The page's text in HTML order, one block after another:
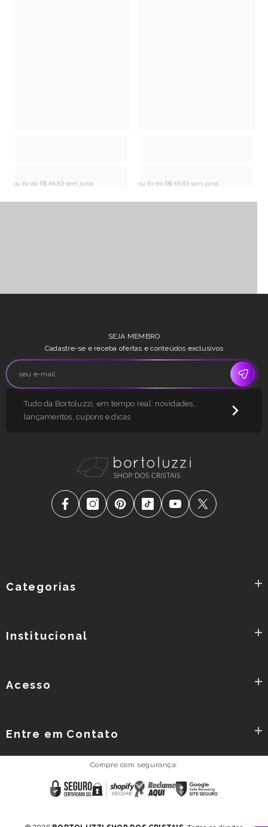
ou 6x de R$ 44,83 sem juros ou 6x de R$ 44,83 sem juros
SEJA MEMBRO
Cadastre-se e receba ofertas e conteúdos exclusivos
Tudo da Bortoluzzi, em tempo real: novidades,
lançamentos, cupons e dicas
Categorias
Institucional
Acesso
Entre em Contato
Compre com segurança:
Certificado
SSL
Shopify
Secure
Reclame
AQUI
Safe